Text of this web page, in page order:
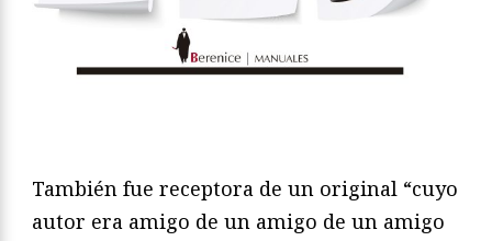
También fue receptora de un original “cuyo
autor era amigo de un amigo de un amigo